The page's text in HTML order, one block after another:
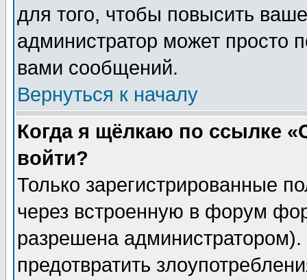
для того, чтобы повысить
администратор может просто
вами сообщений.
Вернуться к началу
Когда я щёлкаю по ссылке
войти?
Только зарегистрированные
через встроенную в форум
разрешена
предотвратить